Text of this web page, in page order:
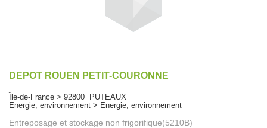
DEPOT ROUEN PETIT-COURONNE
Île-de-France > 92800 PUTEAUX
Energie, environnement > Energie, environnement
Entreposage et stockage non frigorifique(5210B)